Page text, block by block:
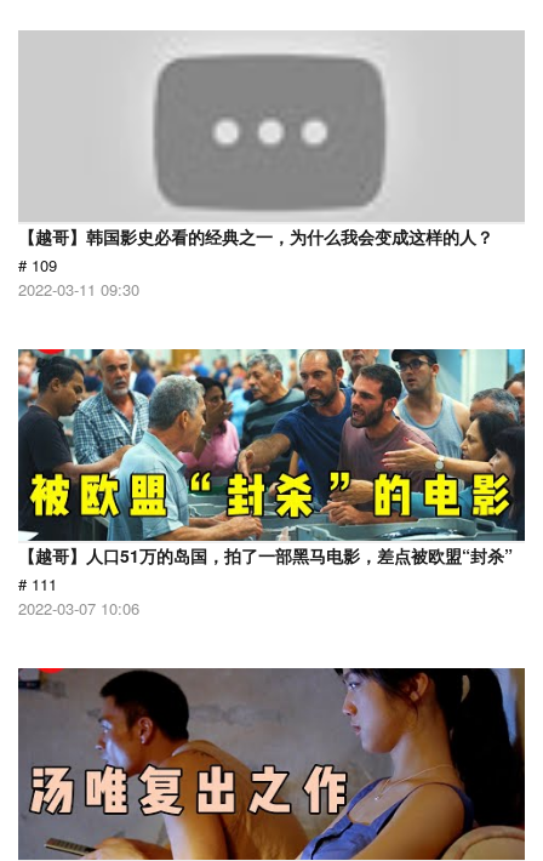
【越哥】韩国影史必看的经典之一，为什么我会变成这样的人？
# 109
2022-03-11 09:30
【越哥】人口51万的岛国，拍了一部黑马电影，差点被欧盟“封杀”
# 111
2022-03-07 10:06